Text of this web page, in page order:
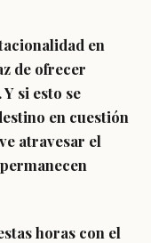
en
de ofrecer
si esto se
en cuestión
atravesar el
horas con el